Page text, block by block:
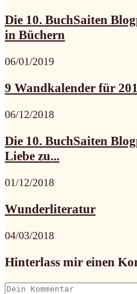
Die 10. BuchSaiten
in Büchern
06/01/2019
9 Wandkalender für
06/12/2018
Die 10. BuchSaiten
Liebe zu...
01/12/2018
Wunderliteratur
04/03/2018
Hinterlass mir einen